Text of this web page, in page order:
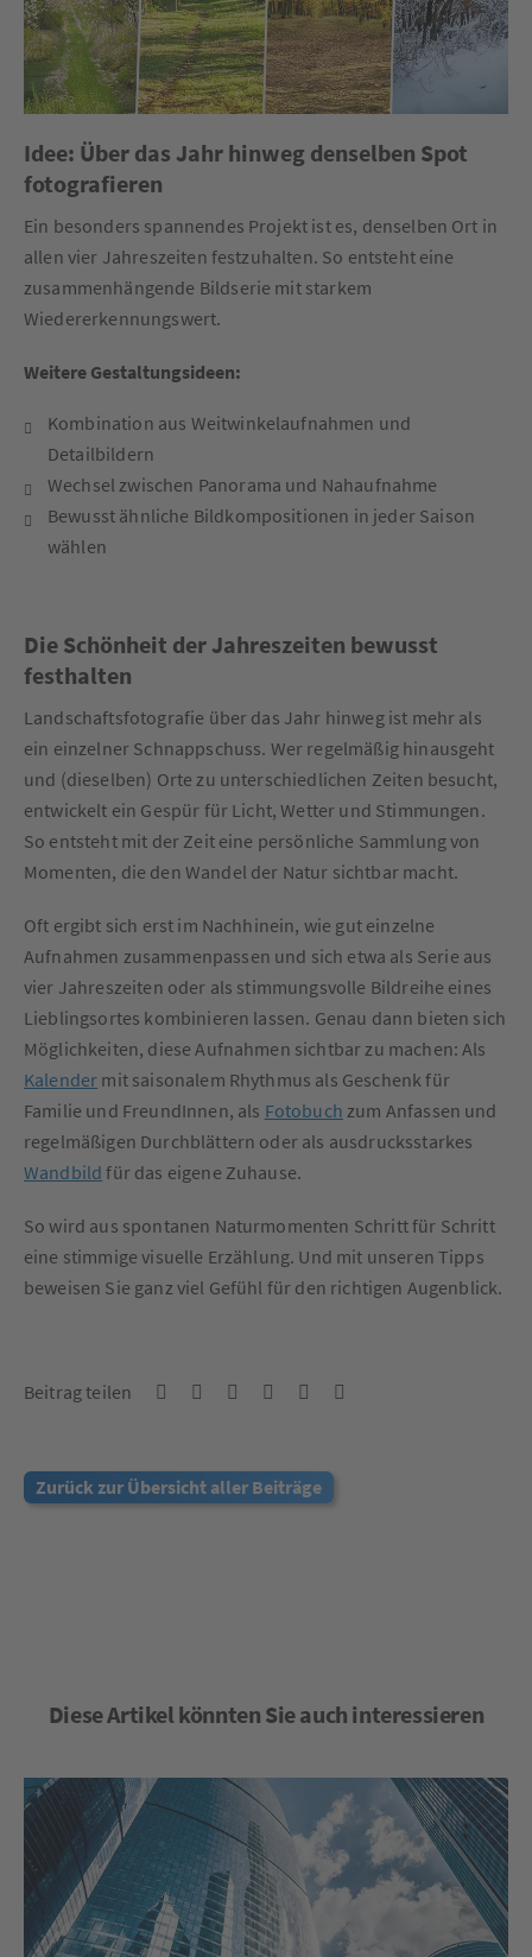
Idee: Über das Jahr hinweg denselben Spot
fotografieren
Ein besonders spannendes Projekt ist es, denselben Ort in
allen vier Jahreszeiten festzuhalten. So entsteht eine
zusammenhängende Bildserie mit starkem
Wiedererkennungswert.
Weitere Gestaltungsideen:
Kombination aus Weitwinkelaufnahmen und
Detailbildern
Wechsel zwischen Panorama und Nahaufnahme
Bewusst ähnliche Bildkompositionen in jeder Saison
wählen
Die Schönheit der Jahreszeiten bewusst
festhalten
Landschaftsfotografie über das Jahr hinweg ist mehr als
ein einzelner Schnappschuss. Wer regelmäßig hinausgeht
und (dieselben) Orte zu unterschiedlichen Zeiten besucht,
entwickelt ein Gespür für Licht, Wetter und Stimmungen.
So entsteht mit der Zeit eine persönliche Sammlung von
Momenten, die den Wandel der Natur sichtbar macht.
Oft ergibt sich erst im Nachhinein, wie gut einzelne
Aufnahmen zusammenpassen und sich etwa als Serie aus
vier Jahreszeiten oder als stimmungsvolle Bildreihe eines
Lieblingsortes kombinieren lassen. Genau dann bieten sich
Möglichkeiten, diese Aufnahmen sichtbar zu machen: Als
Kalender mit saisonalem Rhythmus als Geschenk für
Familie und FreundInnen, als Fotobuch zum Anfassen und
regelmäßigen Durchblättern oder als ausdrucksstarkes
Wandbild für das eigene Zuhause.
So wird aus spontanen Naturmomenten Schritt für Schritt
eine stimmige visuelle Erzählung. Und mit unseren Tipps
beweisen Sie ganz viel Gefühl für den richtigen Augenblick.
Beitrag teilen
Zurück zur Übersicht aller Beiträge
Diese Artikel könnten Sie auch interessieren